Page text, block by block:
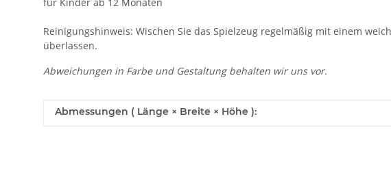
Reinigungshinweis: Wischen Sie das Spielzeug regelmäßig mit einem
überlassen.
Abweichungen in Farbe und Gestaltung behalten wir uns vor.
Abmessungen ( Länge × Breite × Höhe ):